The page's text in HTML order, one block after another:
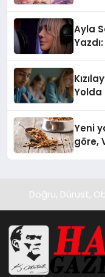
Ayla
Yolda
Yeni
göre,
Doğru, Dürüst,